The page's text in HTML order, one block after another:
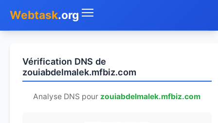
Webtask.org
Whois
Vérification DNS de
zouiabdelmalek.mfbiz.com
Analyse DNS pour zouiabdelmalek.mfbiz.com